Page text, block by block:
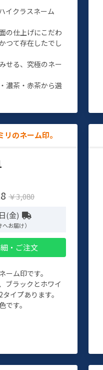
イクラスネーム
の仕上げにこだわ
つて存在したでし
せる、究極のネー
濃茶・赤茶から選
のネーム印。
￥3,080
(金)
お届け）
・ご注文
ーム印です。
ブラックとホワイ
イプあります。
です。